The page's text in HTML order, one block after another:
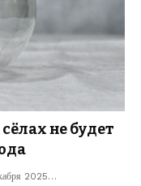
не будет
2025…